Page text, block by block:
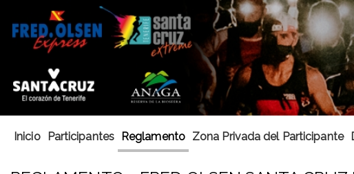
Inicio Participantes Reglamento Zona Privada del Participante